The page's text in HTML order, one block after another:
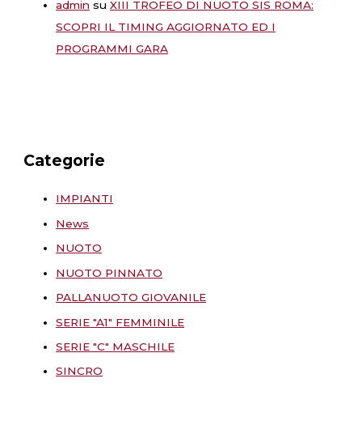
admin suXIII TROFEO DI NUOTO SIS ROMA:
SCOPRI IL TIMING AGGIORNATO ED I
PROGRAMMI GARA
Categorie
IMPIANTI
News
NUOTO
NUOTO PINNATO
PALLANUOTO GIOVANILE
SERIE "A1" FEMMINILE
SERIE "C" MASCHILE
SINCRO